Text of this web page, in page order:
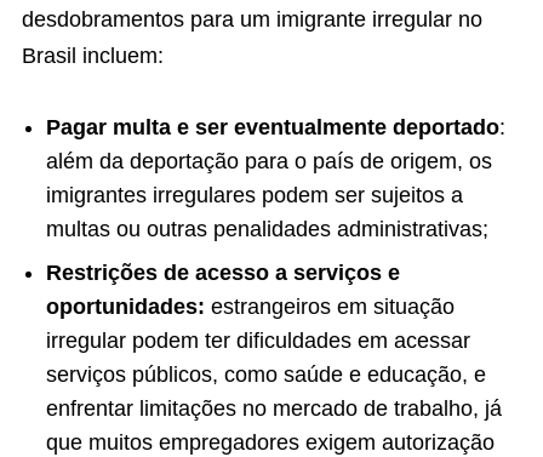
desdobramentos para um imigrante irregular no
Brasil incluem:
Pagar multa e ser eventualmente deportado:
além da deportação para o país de origem, os
imigrantes irregulares podem ser sujeitos a
multas ou outras penalidades administrativas;
Restrições de acesso a serviços e
oportunidades: estrangeiros em situação
irregular podem ter dificuldades em acessar
serviços públicos, como saúde e educação, e
enfrentar limitações no mercado de trabalho, já
que muitos empregadores exigem autorização